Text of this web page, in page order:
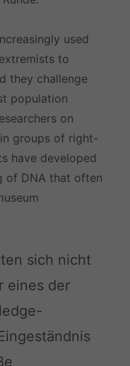
used
to
they challenge
population
on
groups of right-
have developed
of DNA that often
sich nicht
eines der